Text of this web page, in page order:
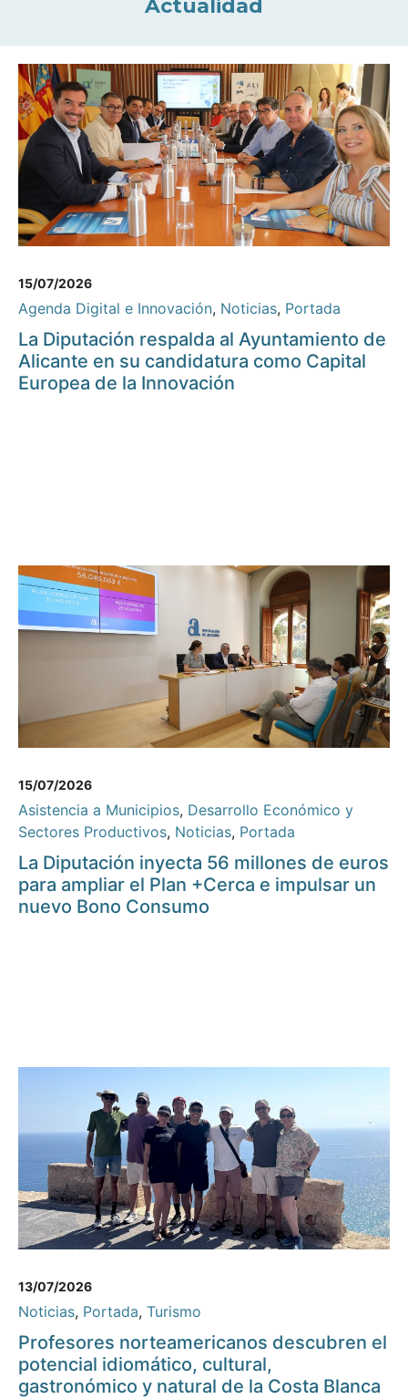
Actualidad
15/07/2026
Agenda Digital e Innovación, Noticias, Portada
La Diputación respalda al Ayuntamiento de
Alicante en su candidatura como Capital
Europea de la Innovación
15/07/2026
Asistencia a Municipios, Desarrollo Económico y
Sectores Productivos, Noticias, Portada
La Diputación inyecta 56 millones de euros
para ampliar el Plan +Cerca e impulsar un
nuevo Bono Consumo
13/07/2026
Noticias, Portada, Turismo
Profesores norteamericanos descubren el
potencial idiomático, cultural,
gastronómico y natural de la Costa Blanca